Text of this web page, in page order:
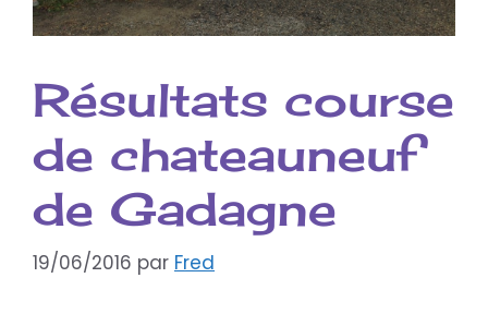
Résultats course
de chateauneuf
de Gadagne
19/06/2016 par Fred